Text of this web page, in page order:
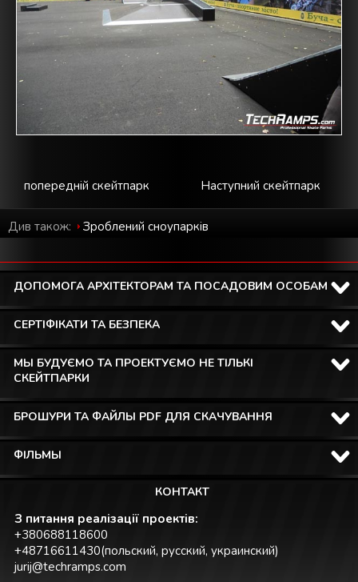
Наступний скейтпарк
попередній скейтпарк
Див також: Зроблений cноупарків
ДОПОМОГА АРХІТЕКТОРАМ ТА ПОСАДОВИМ ОСОБАМ
СЕРТІФІКАТИ ТА БЕЗПЕКА
МЫ БУДУЄМО ТА ПРОЕКТУЄМО НЕ ТІЛЬКІ
СКЕЙТПАРКИ
БРОШУРИ ТА ФАЙЛЫ PDF ДЛЯ СКАЧУВАННЯ
ФІЛЬМЫ
КОНТАКТ
З питання реалізації проектів:
+380688118600
+48716611430(польский, русский, украинский)
jurij@techramps.com